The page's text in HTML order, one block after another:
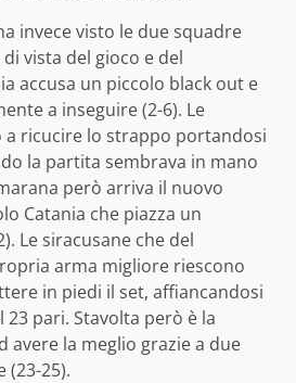
invece visto le due squadre
vista del gioco e del
accusa un piccolo black out e
a inseguire (2-6). Le
a ricucire lo strappo portandosi
la partita sembrava in mano
però arriva il nuovo
Catania che piazza un
Le siracusane che del
arma migliore riescono
in piedi il set, affiancandosi
pari. Stavolta però è la
avere la meglio grazie a due
(23-25).